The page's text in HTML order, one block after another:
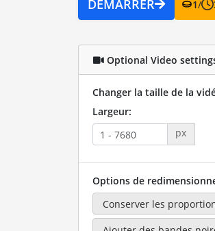
DÉMARRER 1/
Optional Video
Changer la taille de la
Largeur:
px
Options de